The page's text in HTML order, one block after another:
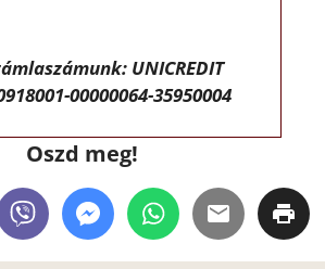
UNICREDIT
00000064-35950004
Oszd meg!